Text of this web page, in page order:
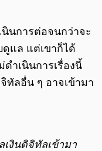
นินการต่อจนกว่าจะ
แล แต่เขาก็ได้
ำเนินการเรื่องนี้
ทัลอื่น ๆ อาจเข้ามา
งินดิจิทัลเข้ามา